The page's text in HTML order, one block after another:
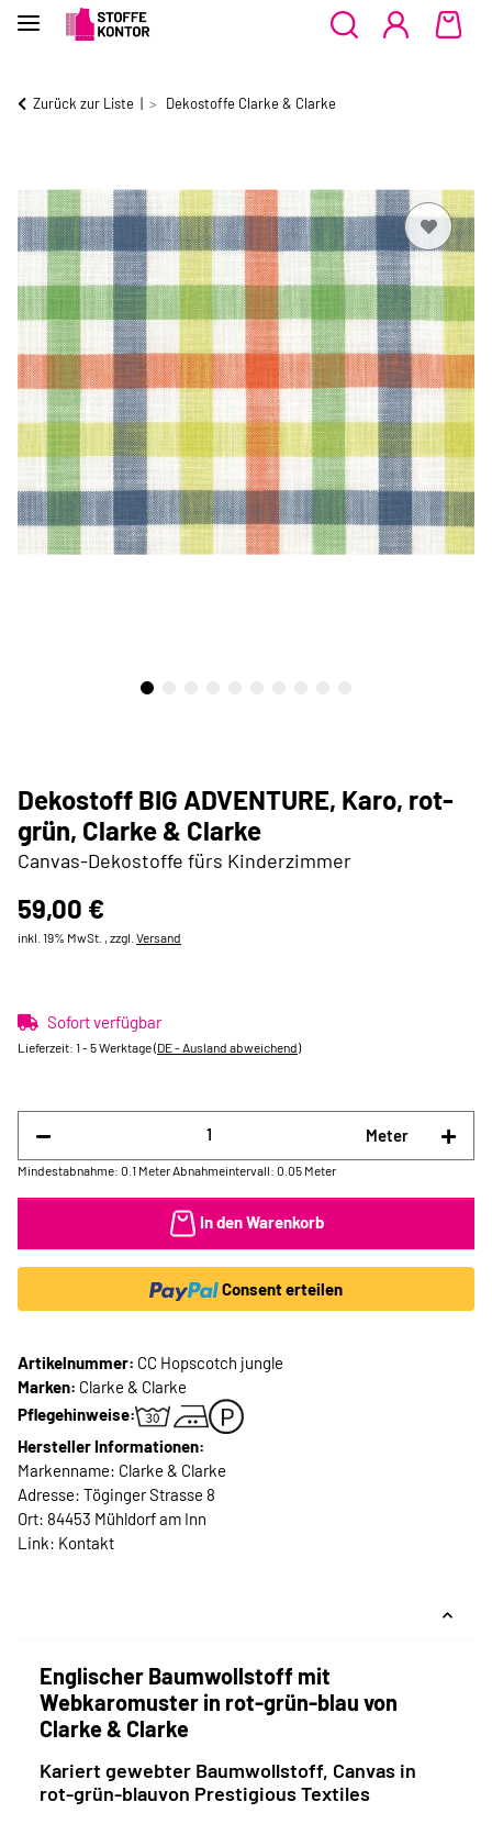
Zurück zur Liste Dekostoffe Clarke & Clarke
Dekostoff BIG ADVENTURE, Karo, rot-
grün, Clarke & Clarke
Canvas-Dekostoffe fürs Kinderzimmer
59,00 €
inkl. 19% MwSt. , zzgl. Versand
Sofort verfügbar
Lieferzeit: 1 - 5 Werktage(DE - Ausland abweichend)
Meter
Mindestabnahme: 0.1 Meter Abnahmeintervall: 0.05 Meter
In den Warenkorb
Consent erteilen
Artikelnummer: CC Hopscotch jungle
Marken: Clarke & Clarke
Pflegehinweise:
Hersteller Informationen:
Markenname: Clarke & Clarke
Adresse: Töginger Strasse 8
Ort: 84453 Mühldorf am Inn
Link: Kontakt
Englischer Baumwollstoff mit
Webkaromuster in rot-grün-blau von
Clarke & Clarke
Kariert gewebter Baumwollstoff, Canvas in
rot-grün-blauvon Prestigious Textiles